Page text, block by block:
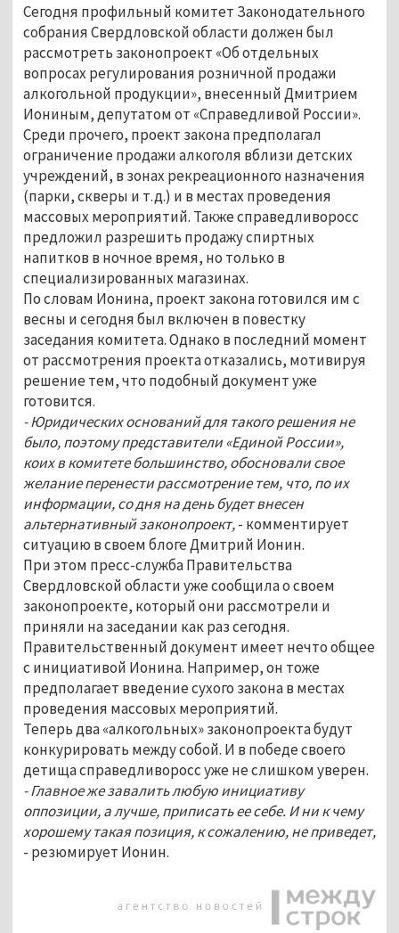
Сегодня профильный комитет Законодательного
собрания Свердловской области должен был
рассмотреть законопроект «Об отдельных
вопросах регулирования розничной продажи
алкогольной продукции», внесенный Дмитрием
Иониным, депутатом от «Справедливой России».
Среди прочего, проект закона предполагал
ограничение продажи алкоголя вблизи детских
учреждений, в зонах рекреационного назначения
(парки, скверы и т.д.) и в местах проведения
массовых мероприятий. Также справедливоросс
предложил разрешить продажу спиртных
напитков в ночное время, но только в
специализированных магазинах.
По словам Ионина, проект закона готовился им с
весны и сегодня был включен в повестку
заседания комитета. Однако в последний момент
от рассмотрения проекта отказались, мотивируя
решение тем, что подобный документ уже
готовится.
- Юридических оснований для такого решения не
было, поэтому представители «Единой России»,
коих в комитете большинство, обосновали свое
желание перенести рассмотрение тем, что, по их
информации, со дня на день будет внесен
альтернативный законопроект,- комментирует
ситуацию в своем блоге Дмитрий Ионин.
При этом пресс-служба Правительства
Свердловской области уже сообщила о своем
законопроекте, который они рассмотрели и
приняли на заседании как раз сегодня.
Правительственный документ имеет нечто общее
с инициативой Ионина. Например, он тоже
предполагает введение сухого закона в местах
проведения массовых мероприятий.
Теперь два «алкогольных» законопроекта будут
конкурировать между собой. И в победе своего
детища справедливоросс уже не слишком уверен.
- Главное же завалить любую инициативу
оппозиции, а лучше, приписать ее себе. И ни к чему
хорошему такая позиция, к сожалению, не приведет,
- резюмирует Ионин.